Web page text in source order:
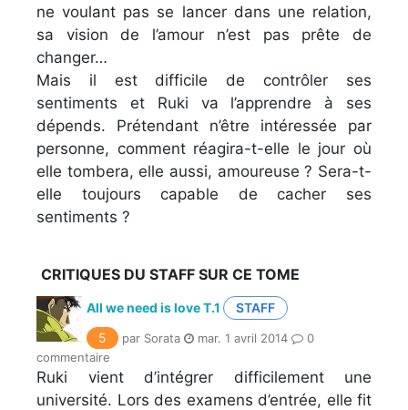
ne voulant pas se lancer dans une relation,
sa vision de l’amour n’est pas prête de
changer…
Mais il est difficile de contrôler ses
sentiments et Ruki va l’apprendre à ses
dépends. Prétendant n’être intéressée par
personne, comment réagira-t-elle le jour où
elle tombera, elle aussi, amoureuse ? Sera-t-
elle toujours capable de cacher ses
sentiments ?
CRITIQUES DU STAFF SUR CE TOME
All we need is love T.1
STAFF
5
par Sorata mar. 1 avril 2014
0
commentaire
Ruki vient d’intégrer difficilement une
université. Lors des examens d’entrée, elle fit